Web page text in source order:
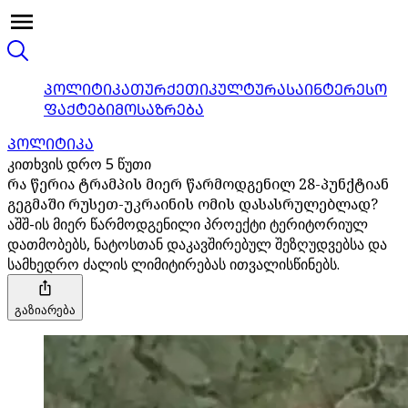
ᲞᲝᲚᲘᲢᲘᲙᲐᲗᲣᲠᲥᲔᲗᲘᲙᲣᲚᲢᲣᲠᲐᲡᲐᲘᲜᲢᲔᲠᲔᲡᲝ
ᲤᲐᲥᲢᲔᲑᲘᲛᲝᲡᲐᲖᲠᲔᲑᲐ
ᲞᲝᲚᲘᲢᲘᲙᲐ
კითხვის დრო 5 წუთი
რა წერია ტრამპის მიერ წარმოდგენილ 28-პუნქტიან
გეგმაში რუსეთ-უკრაინის ომის დასასრულებლად?
აშშ-ის მიერ წარმოდგენილი პროექტი ტერიტორიულ
დათმობებს, ნატოსთან დაკავშირებულ შეზღუდვებსა და
სამხედრო ძალის ლიმიტირებას ითვალისწინებს.
გაზიარება